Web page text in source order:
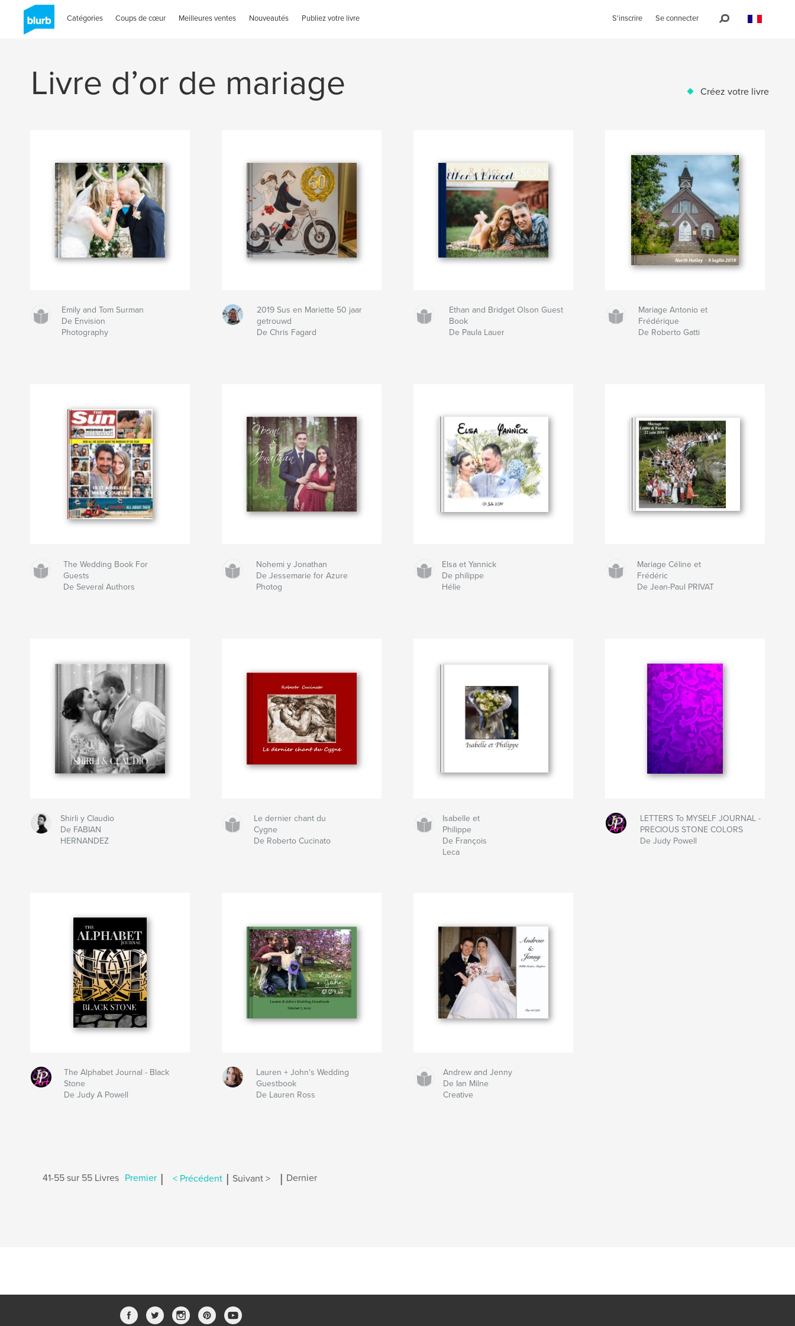
Catégories Coups de cœur Meilleures ventes Nouveautés Publiez votre livre S'inscrire Se connecter
Livre d’or de mariage Créez votre livre
Emily and Tom Surman
De Envision
Photography
2019 Sus en Mariette 50 jaar
getrouwd
De Chris Fagard
Ethan and Bridget Olson Guest
Book
De Paula Lauer
Mariage Antonio et
Frédérique
De Roberto Gatti
The Wedding Book For
Guests
De Several Authors
Nohemi y Jonathan
De Jessemarie for Azure
Photog
Elsa et Yannick
De philippe
Hélie
Mariage Céline et
Frédéric
De Jean-Paul PRIVAT
Shirli y Claudio
De FABIAN
HERNANDEZ
Le dernier chant du
Cygne
De Roberto Cucinato
Isabelle et
Philippe
De François
Leca
LETTERS To MYSELF JOURNAL -
PRECIOUS STONE COLORS
De Judy Powell
The Alphabet Journal - Black
Stone
De Judy A Powell
Lauren + John's Wedding
Guestbook
De Lauren Ross
Andrew and Jenny
De Ian Milne
Creative
41-55 sur 55 Livres Premier | < Précédent | Suivant > | Dernier